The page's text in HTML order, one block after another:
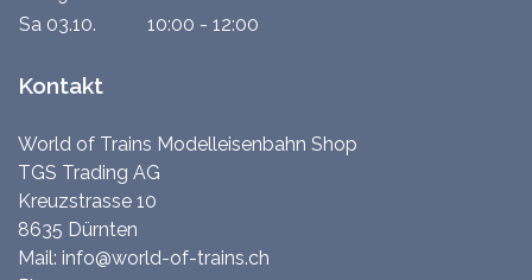
Sa 03.10.
10:00 - 12:00
Kontakt
World of Trains Modelleisenbahn Shop
TGS Trading AG
Kreuzstrasse 10
8635 Dürnten
Mail: info@world-of-trains.ch